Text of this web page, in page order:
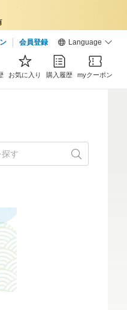
会員登録 Language
お気に入り 購入履歴 myクーポン